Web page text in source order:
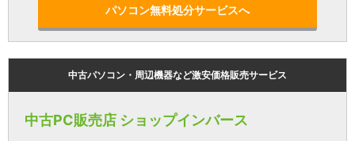
パソコン無料処分サービスへ
中古パソコン・周辺機器など激安価格販売サービス
中古PC販売店 ショップインバース